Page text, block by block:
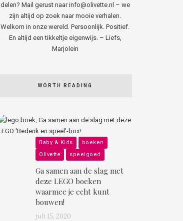
delen? Mail gerust naar info@olivette.nl – we
zijn altijd op zoek naar mooie verhalen.
Welkom in onze wereld. Persoonlijk. Positief.
En altijd een tikkeltje eigenwijs. – Liefs,
Marjolein
WORTH READING
Baby & Kids
boeken
Olivette
speelgoed
Ga samen aan de slag met
deze LEGO boeken
waarmee je echt kunt
bouwen!
juli 15, 2020